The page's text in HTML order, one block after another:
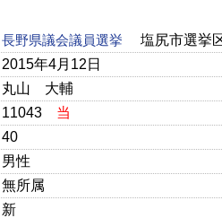
長野県議会議員選挙
塩尻市選挙
2015年4月12日
丸山 大輔
11043
当
40
男性
無所属
新